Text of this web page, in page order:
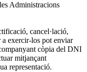
Administracions
cancel·lació,
exercir-los pot enviar
còpia del DNI
mitjançant
representació.